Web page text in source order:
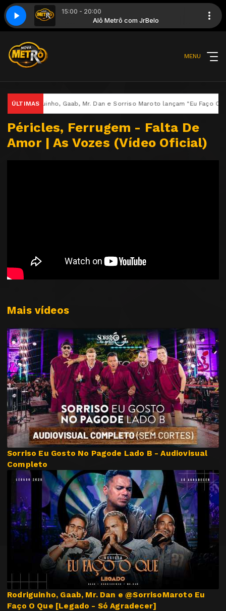
15:00 - 20:00
Alô Metrô com JrBelo
- Yan Farias - 2026 - Etapas - Yan
MENU
ÚLTIMAS
Rodriguinho, Gaab, Mr. Dan e Sorriso Maroto lançam "Eu Faço O
Péricles, Ferrugem - Falta De
Amor | As Vozes (Vídeo Oficial)
Mais vídeos
Sorriso Eu Gosto No Pagode Lado B - Audiovisual
Completo
Rodriguinho, Gaab, Mr. Dan e @SorrisoMaroto Eu
Faço O Que [Legado - Só Agradecer]